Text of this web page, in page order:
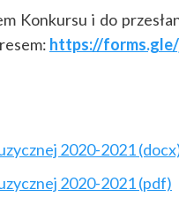
Konkursu i do
https://
2020-2021
2020-2021 (pdf)